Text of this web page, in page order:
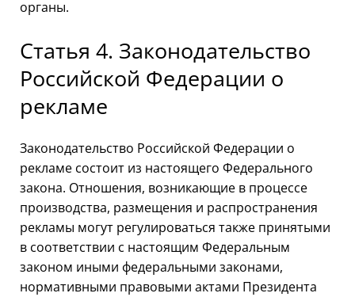
органы.
Статья 4. Законодательство
Российской Федерации о
рекламе
Законодательство Российской Федерации о
рекламе состоит из настоящего Федерального
закона. Отношения, возникающие в процессе
производства, размещения и распространения
рекламы могут регулироваться также принятыми
в соответствии с настоящим Федеральным
законом иными федеральными законами,
нормативными правовыми актами Президента